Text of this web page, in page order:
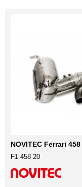
NOVITEC Ferrari
F1 458 20